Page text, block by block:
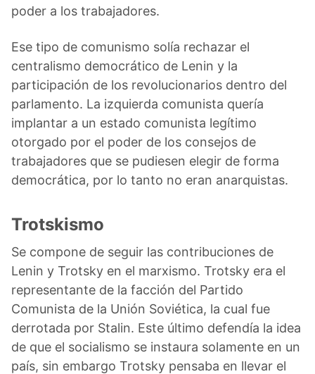
poder a los trabajadores.
Ese tipo de comunismo solía rechazar el
centralismo democrático de Lenin y la
participación de los revolucionarios dentro del
parlamento. La izquierda comunista quería
implantar a un estado comunista legítimo
otorgado por el poder de los consejos de
trabajadores que se pudiesen elegir de forma
democrática, por lo tanto no eran anarquistas.
Trotskismo
Se compone de seguir las contribuciones de
Lenin y Trotsky en el marxismo. Trotsky era el
representante de la facción del Partido
Comunista de la Unión Soviética, la cual fue
derrotada por Stalin. Este último defendía la idea
de que el socialismo se instaura solamente en un
país, sin embargo Trotsky pensaba en llevar el